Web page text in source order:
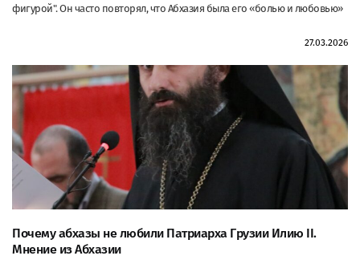
фигурой". Он часто повторял, что Абхазия была его «болью и любовью»
27.03.2026
Почему абхазы не любили Патриарха Грузии Илию II.
Мнение из Абхазии